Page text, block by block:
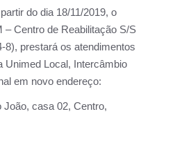
do dia 18/11/2019, o
– Centro de Reabilitação S/S
8), prestará os atendimentos
Unimed Local, Intercâmbio
em novo endereço:
João, casa 02, Centro,